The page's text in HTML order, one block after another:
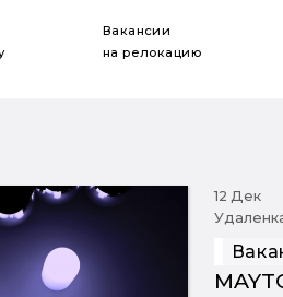
Вакансии
на релокацию
12 Дек